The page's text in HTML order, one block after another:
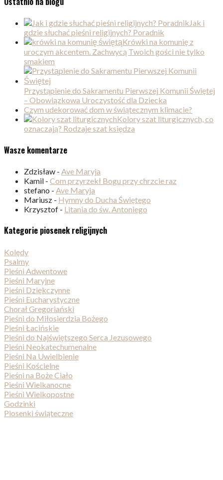
Jak i
gdzie słuchać pieśni religijnych? Poradnik
Krówki na komunię z
uroczym akcentem. Zachwycą Twoich gości nie tylko
smakiem
Przystąpienie do Sakramentu Pierwszej Komunii Świętej
– Obowiązkowa Uroczystość dla Dziecka
Czym udekorować dom w świątecznym klimacie?
Kolory szat liturgicznych, co
oznaczają? Rodzaje szat księdza
Wasze komentarze
Zdzisław - Ave Maryja
Kamil - Com przyrzekł Bogu przy chrzcie raz
stefano - Ave Maryja
Mariusz - Hymny do Ducha Świętego
Krzysztof - Litania do św. Antoniego
Kategorie piosenek religijnych
Kolędy
Psalmy
Pieśni Adwentowe
Pieśni Maryjne
Pieśni Dziękczynne
Pieśni Eucharystyczne
Chorał Gregoriański
Pieśni do Miłosierdzia Bożego
Pieśni Łacińskie
Pieśni do Najświętszego Serca Jezusowego
Pieśni Neokatechumenalne
Pieśni Na Uwielbienie
Pieśni Kościelne
Pieśni na Boże Ciało
Pieśni Wielkanocne
Pieśni Wielkopostne
Godzinki
Piosenki świąteczne